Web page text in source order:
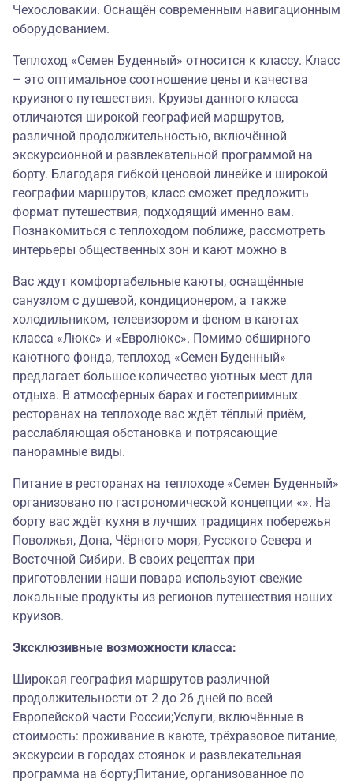
Чехословакии. Оснащён современным навигационным
оборудованием.
Теплоход «Семен Буденный» относится к классу. Класс
– это оптимальное соотношение цены и качества
круизного путешествия. Круизы данного класса
отличаются широкой географией маршрутов,
различной продолжительностью, включённой
экскурсионной и развлекательной программой на
борту. Благодаря гибкой ценовой линейке и широкой
географии маршрутов, класс сможет предложить
формат путешествия, подходящий именно вам.
Познакомиться с теплоходом поближе, рассмотреть
интерьеры общественных зон и кают можно в
Вас ждут комфортабельные каюты, оснащённые
санузлом с душевой, кондиционером, а также
холодильником, телевизором и феном в каютах
класса «Люкс» и «Евролюкс». Помимо обширного
каютного фонда, теплоход «Семен Буденный»
предлагает большое количество уютных мест для
отдыха. В атмосферных барах и гостеприимных
ресторанах на теплоходе вас ждёт тёплый приём,
расслабляющая обстановка и потрясающие
панорамные виды.
Питание в ресторанах на теплоходе «Семен Буденный»
организовано по гастрономической концепции «». На
борту вас ждёт кухня в лучших традициях побережья
Поволжья, Дона, Чёрного моря, Русского Севера и
Восточной Сибири. В своих рецептах при
приготовлении наши повара используют свежие
локальные продукты из регионов путешествия наших
круизов.
Эксклюзивные возможности класса:
Широкая география маршрутов различной
продолжительности от 2 до 26 дней по всей
Европейской части России;Услуги, включённые в
стоимость: проживание в каюте, трёхразовое питание,
экскурсии в городах стоянок и развлекательная
программа на борту;Питание, организованное по